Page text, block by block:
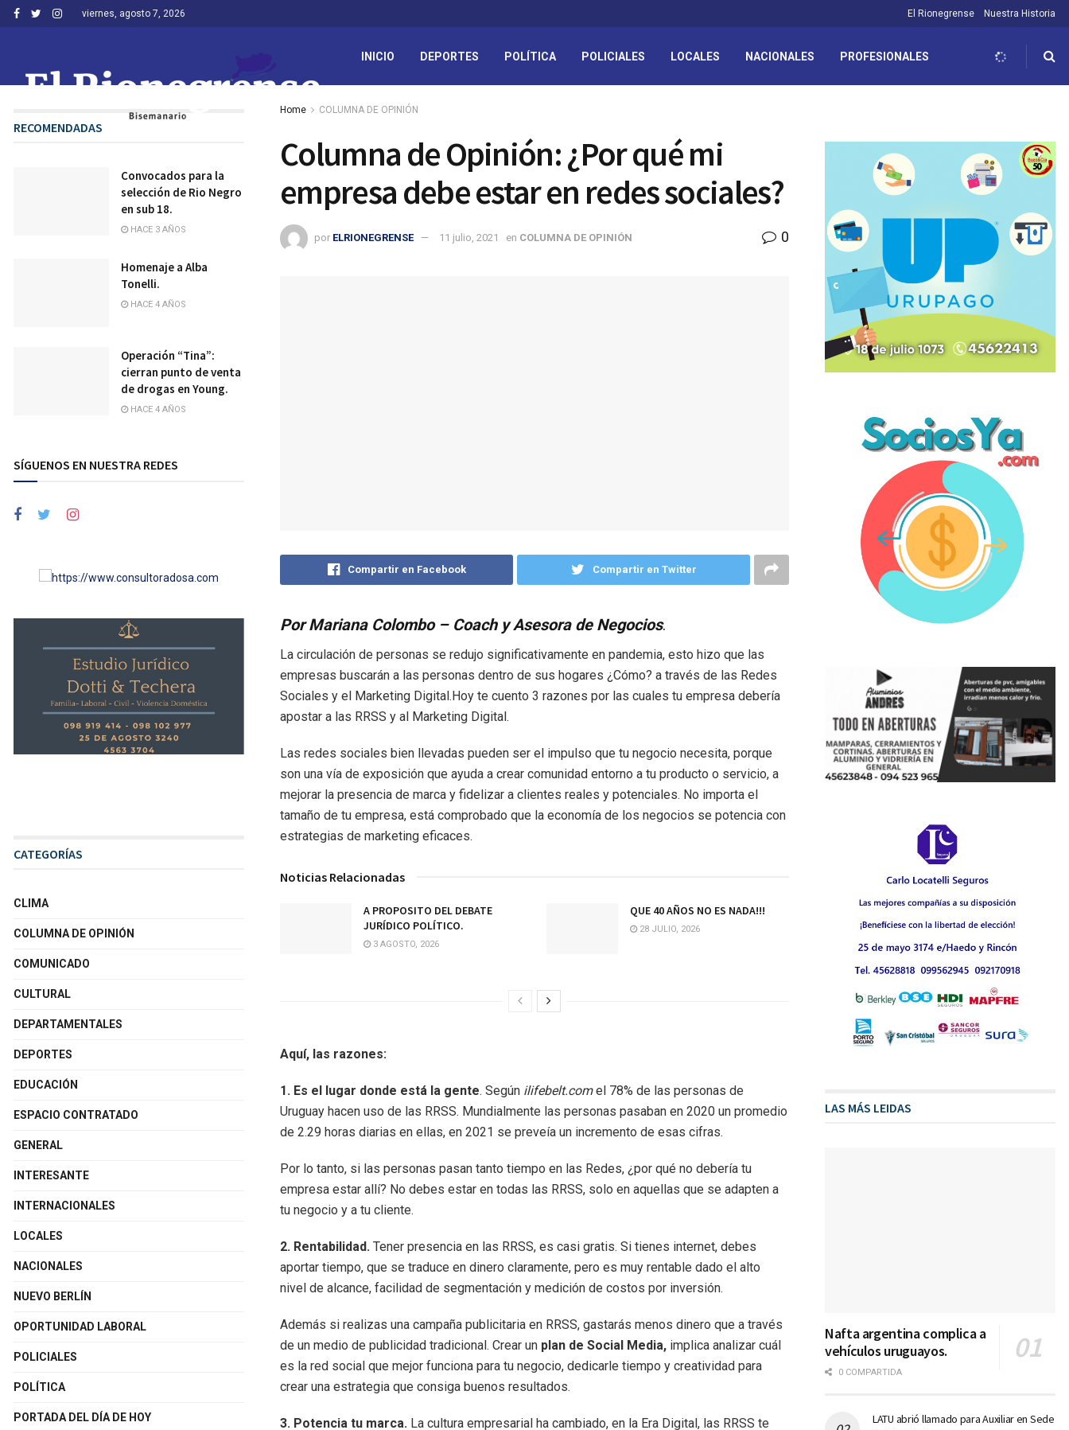
viernes, agosto 7, 2026 El Rionegrense Nuestra Historia
INICIO DEPORTES POLÍTICA POLICIALES LOCALES NACIONALES PROFESIONALES
Home COLUMNA DE OPINIÓN
Columna de Opinión: ¿Por qué mi
empresa debe estar en redes sociales?
por ELRIONEGRENSE 11 julio, 2021 en COLUMNA DE OPINIÓN 0
Compartir en Facebook Compartir en Twitter
Por Mariana Colombo – Coach y Asesora de Negocios.
La circulación de personas se redujo significativamente en pandemia, esto hizo que las
empresas buscarán a las personas dentro de sus hogares ¿Cómo? a través de las Redes
Sociales y el Marketing Digital.Hoy te cuento 3 razones por las cuales tu empresa debería
apostar a las RRSS y al Marketing Digital.
Las redes sociales bien llevadas pueden ser el impulso que tu negocio necesita, porque
son una vía de exposición que ayuda a crear comunidad entorno a tu producto o servicio, a
mejorar la presencia de marca y fidelizar a clientes reales y potenciales. No importa el
tamaño de tu empresa, está comprobado que la economía de los negocios se potencia con
estrategias de marketing eficaces.
Noticias Relacionadas
A PROPOSITO DEL DEBATE
JURÍDICO POLÍTICO.
3 AGOSTO, 2026
QUE 40 AÑOS NO ES NADA!!!
28 JULIO, 2026
Aquí, las razones:
1. Es el lugar donde está la gente. Según ilifebelt.comel 78% de las personas de
Uruguay hacen uso de las RRSS. Mundialmente las personas pasaban en 2020 un promedio
de 2.29 horas diarias en ellas, en 2021 se preveía un incremento de esas cifras.
Por lo tanto, si las personas pasan tanto tiempo en las Redes, ¿por qué no debería tu
empresa estar allí? No debes estar en todas las RRSS, solo en aquellas que se adapten a
tu negocio y a tu cliente.
2. Rentabilidad. Tener presencia en las RRSS, es casi gratis. Si tienes internet, debes
aportar tiempo, que se traduce en dinero claramente, pero es muy rentable dado el alto
nivel de alcance, facilidad de segmentación y medición de costos por inversión.
Además si realizas una campaña publicitaria en RRSS, gastarás menos dinero que a través
de un medio de publicidad tradicional. Crear un plan de Social Media, implica analizar cuál
es la red social que mejor funciona para tu negocio, dedicarle tiempo y creatividad para
crear una estrategia que consiga buenos resultados.
3. Potencia tu marca. La cultura empresarial ha cambiado, en la Era Digital, las RRSS te
RECOMENDADAS
Convocados para la
selección de Rio Negro
en sub 18.
HACE 3 AÑOS
Homenaje a Alba
Tonelli.
HACE 4 AÑOS
Operación “Tina”:
cierran punto de venta
de drogas en Young.
HACE 4 AÑOS
SÍGUENOS EN NUESTRA REDES
CATEGORÍAS
CLIMA
COLUMNA DE OPINIÓN
COMUNICADO
CULTURAL
DEPARTAMENTALES
DEPORTES
EDUCACIÓN
ESPACIO CONTRATADO
GENERAL
INTERESANTE
INTERNACIONALES
LOCALES
NACIONALES
NUEVO BERLÍN
OPORTUNIDAD LABORAL
POLICIALES
POLÍTICA
PORTADA DEL DÍA DE HOY
LAS MÁS LEIDAS
Nafta argentina complica a
vehículos uruguayos.
0 COMPARTIDA
LATU abrió llamado para Auxiliar en Sede